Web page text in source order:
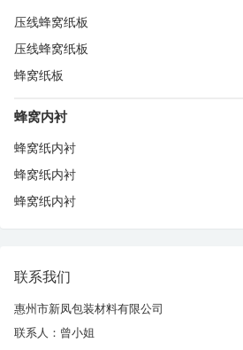
压线蜂窝纸板
压线蜂窝纸板
蜂窝纸板
蜂窝内衬
蜂窝纸内衬
蜂窝纸内衬
蜂窝纸内衬
联系我们
惠州市新凤包装材料有限公司
联系人：曾小姐